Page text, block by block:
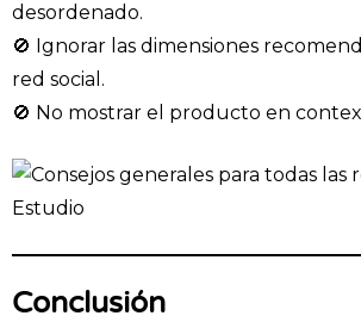
desordenado.
🚫 Ignorar las dimensiones
red social.
🚫 No mostrar el producto en
Conclusión